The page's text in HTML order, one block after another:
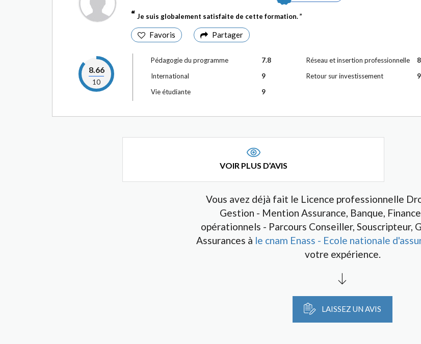
Je suis globalement satisfaite de cette formation.
Favoris Partager
8.66
10
Pédagogie du programme
7.8
International
9
Vie étudiante
9
Réseau et insertion professionnelle
Retour sur investissement
9
VOIR PLUS D’AVIS
Vous avez déjà fait le Licence professionnelle
Gestion - Mention Assurance, Banque,
opérationnels - Parcours Conseiller, Souscripteur,
Assurances à le cnam Enass - Ecole nationale
votre expérience.
LAISSEZ UN AVIS